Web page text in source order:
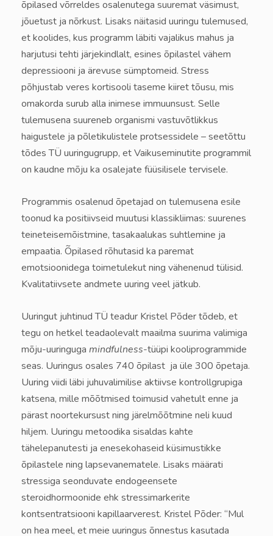
õpilased võrreldes osalenutega suuremat väsimust,
jõuetust ja nõrkust. Lisaks näitasid uuringu tulemused,
et koolides, kus programm läbiti vajalikus mahus ja
harjutusi tehti järjekindlalt, esines õpilastel vähem
depressiooni ja ärevuse sümptomeid. Stress
põhjustab veres kortisooli taseme kiiret tõusu, mis
omakorda surub alla inimese immuunsust. Selle
tulemusena suureneb organismi vastuvõtlikkus
haigustele ja põletikulistele protsessidele – seetõttu
tõdes TÜ uuringugrupp, et Vaikuseminutite programmil
on kaudne mõju ka osalejate füüsilisele tervisele.
Programmis osalenud õpetajad on tulemusena esile
toonud ka positiivseid muutusi klassikliimas: suurenes
teineteisemõistmine, tasakaalukas suhtlemine ja
empaatia. Õpilased rõhutasid ka paremat
emotsioonidega toimetulekut ning vähenenud tülisid.
Kvalitatiivsete andmete uuring veel jätkub.
Uuringut juhtinud TÜ teadur Kristel Põder tõdeb, et
tegu on hetkel teadaolevalt maailma suurima valimiga
mõju-uuringuga mindfulness-tüüpi kooliprogrammide
seas. Uuringus osales 740 õpilast ja üle 300 õpetaja.
Uuring viidi läbi juhuvalimilise aktiivse kontrollgrupiga
katsena, mille mõõtmised toimusid vahetult enne ja
pärast noortekursust ning järelmõõtmine neli kuud
hiljem. Uuringu metoodika sisaldas kahte
tähelepanutesti ja enesekohaseid küsimustikke
õpilastele ning lapsevanematele. Lisaks määrati
stressiga seonduvate endogeensete
steroidhormoonide ehk stressimarkerite
kontsentratsiooni kapillaarverest. Kristel Põder: “Mul
on hea meel, et meie uuringus õnnestus kasutada